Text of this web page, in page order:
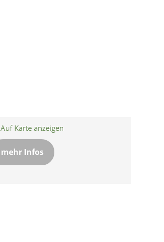
Auf Karte anzeigen
mehr Infos